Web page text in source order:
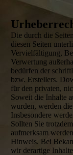
Die durch die
diesen Seiten
Vervielfältigung,
Verwertung
bedürfen der
bzw. Erstellers.
für den privaten,
Soweit die Inhalte
wurden, werden
Insbesondere
Sollten Sie
aufmerksam
Hinweis. Bei
wir derartige